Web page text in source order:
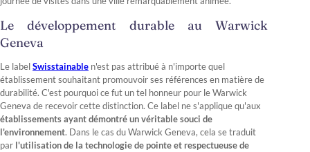
Le développement durable au Warwick
Geneva
Le labelSwisstainable n'est pas attribué à n'importe quel
établissement souhaitant promouvoir ses références en matière de
durabilité. C'est pourquoi ce fut un tel honneur pour le Warwick
Geneva de recevoir cette distinction. Ce label ne s'applique qu'aux
établissements ayant démontré un véritable souci de
l'environnement. Dans le cas du Warwick Geneva, cela se traduit
par l'utilisation de la technologie de pointe et respectueuse de